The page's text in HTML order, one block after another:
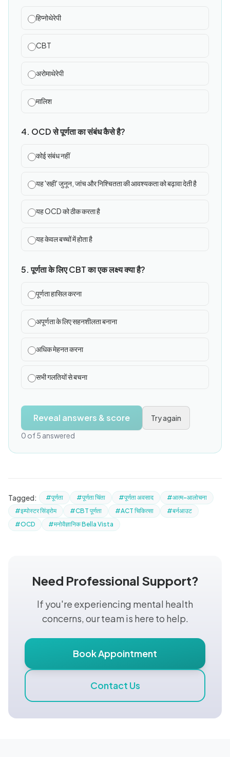
हिप्नोथेरेपी
CBT
अरोमाथेरेपी
मालिश
4. OCD से पूर्णता का संबंध कैसे है?
कोई संबंध नहीं
यह 'सही' जुनून, जांच और निश्चितता की आवश्यकता को बढ़ावा देती है
यह OCD को ठीक करता है
यह केवल बच्चों में होता है
5. पूर्णता के लिए CBT का एक लक्ष्य क्या है?
पूर्णता हासिल करना
अपूर्णता के लिए सहनशीलता बनाना
अधिक मेहनत करना
सभी गलतियों से बचना
Reveal answers & score
Try again
0 of 5 answered
Tagged: #पूर्णता #पूर्णता चिंता #पूर्णता अवसाद
#आत्म-आलोचना
#इम्पोस्टर सिंड्रोम
#CBT पूर्णता #ACT चिकित्सा
#बर्नआउट
#OCD
#मनोवैज्ञानिक Bella Vista
Need Professional Support?
If you're experiencing mental health
concerns, our team is here to help.
Book Appointment
Contact Us